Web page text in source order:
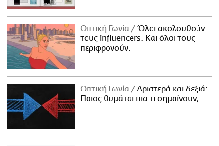
Οπτική Γωνία
Όλοι ακολουθούν
τους influencers. Και όλοι τους
περιφρονούν.
Οπτική Γωνία
Αριστερά και δεξιά:
Ποιος θυμάται πια τι σημαίνουν;